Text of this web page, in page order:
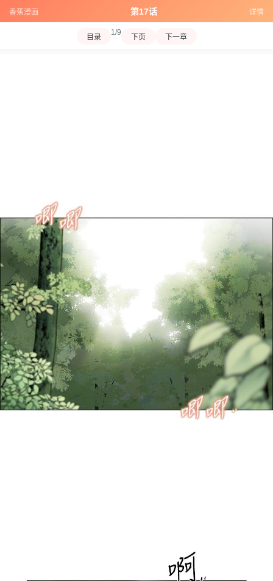
香蕉漫画 第17话 详情
目录
1/9
下页 下一章